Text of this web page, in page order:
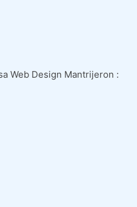
Web Design Mantrijeron :